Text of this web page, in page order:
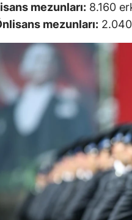
mezunları: 8.160
mezunları: 2.040